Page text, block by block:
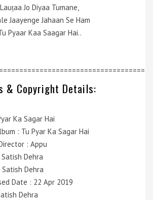
Lauṭaa Jo Diyaa Tumane,
Jaayenge Jahaan Se Ham
Pyaar Kaa Saagar Hai..
& Copyright Details:
Ka Sagar Hai
: Tu Pyar Ka Sagar Hai
: Appu
Satish Dehra
Satish Dehra
Date : 22 Apr 2019
Dehra